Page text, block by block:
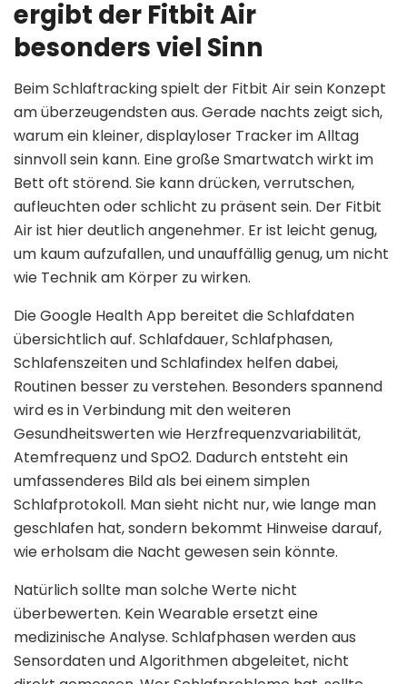
ergibt der Fitbit Air
besonders viel Sinn
Beim Schlaftracking spielt der Fitbit Air sein Konzept
am überzeugendsten aus. Gerade nachts zeigt sich,
warum ein kleiner, displayloser Tracker im Alltag
sinnvoll sein kann. Eine große Smartwatch wirkt im
Bett oft störend. Sie kann drücken, verrutschen,
aufleuchten oder schlicht zu präsent sein. Der Fitbit
Air ist hier deutlich angenehmer. Er ist leicht genug,
um kaum aufzufallen, und unauffällig genug, um nicht
wie Technik am Körper zu wirken.
Die Google Health App bereitet die Schlafdaten
übersichtlich auf. Schlafdauer, Schlafphasen,
Schlafenszeiten und Schlafindex helfen dabei,
Routinen besser zu verstehen. Besonders spannend
wird es in Verbindung mit den weiteren
Gesundheitswerten wie Herzfrequenzvariabilität,
Atemfrequenz und SpO2. Dadurch entsteht ein
umfassenderes Bild als bei einem simplen
Schlafprotokoll. Man sieht nicht nur, wie lange man
geschlafen hat, sondern bekommt Hinweise darauf,
wie erholsam die Nacht gewesen sein könnte.
Natürlich sollte man solche Werte nicht
überbewerten. Kein Wearable ersetzt eine
medizinische Analyse. Schlafphasen werden aus
Sensordaten und Algorithmen abgeleitet, nicht